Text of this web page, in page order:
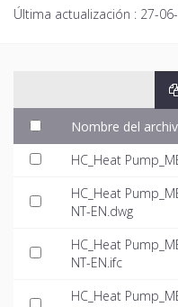
Última actualización : 27-
Nombre del
HC_Heat
HC_Heat
NT-EN.dwg
HC_Heat
NT-EN.ifc
HC_Heat